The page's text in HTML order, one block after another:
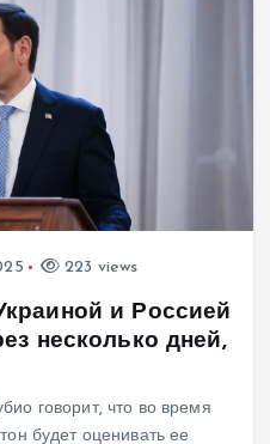
223 views
и Россией
несколько дней,
говорит, что во время
будет оценивать ее